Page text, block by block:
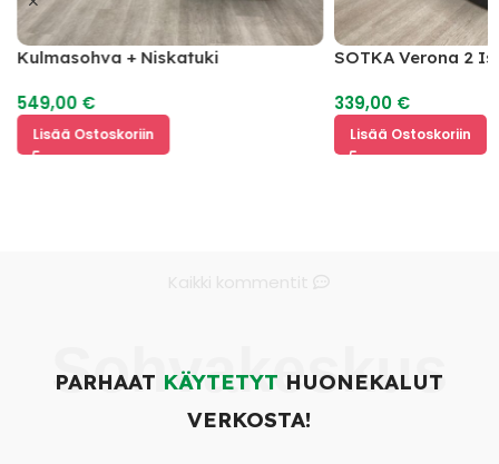
Kulmasohva + Niskatuki
549,00 €
Lisää Ostoskoriin
SOTKA Verona 2
339,00 €
Lisää Ostoskoriin
Sohvakeskus
PARHAAT KÄYTETYT HUONEKALUT
VERKOSTA!